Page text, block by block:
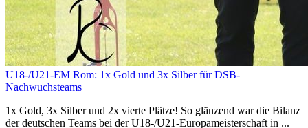
U18-/U21-EM Rom: 1x Gold und 3x Silber für DSB-
Nachwuchsteams
1x Gold, 3x Silber und 2x vierte Plätze! So glänzend war die Bilanz
der deutschen Teams bei der U18-/U21-Europameisterschaft in ...